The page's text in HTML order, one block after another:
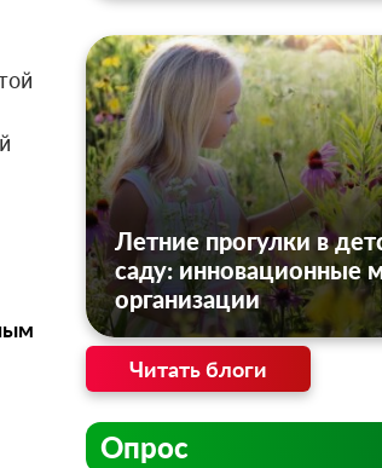
Летние прогулки в
саду: инновационные
организации
Читать блоги
Опрос